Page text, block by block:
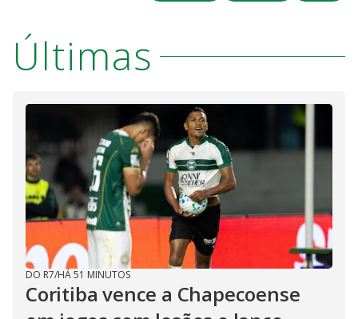
Últimas
DO R7/HÁ 51 MINUTOS
Coritiba vence a Chapecoense